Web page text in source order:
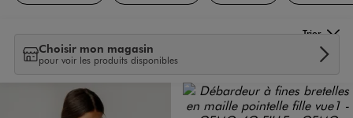
Choisir mon magasin
pour voir les produits disponibles
Trier